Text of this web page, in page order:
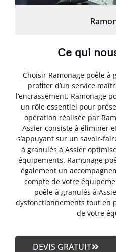
Ce qui
Choisir Ramonage poêle à
profiter d’un service
l’encrassement, Ramonage
un rôle essentiel pour
opération réalisée par
Assier consiste à éliminer
s’appuyant sur un savoir-
à granulés à Assier
équipements. Ramonage
également un
compte de votre
poêle à granulés à
dysfonctionnements tout en
de votre
DEVIS GRATUIT